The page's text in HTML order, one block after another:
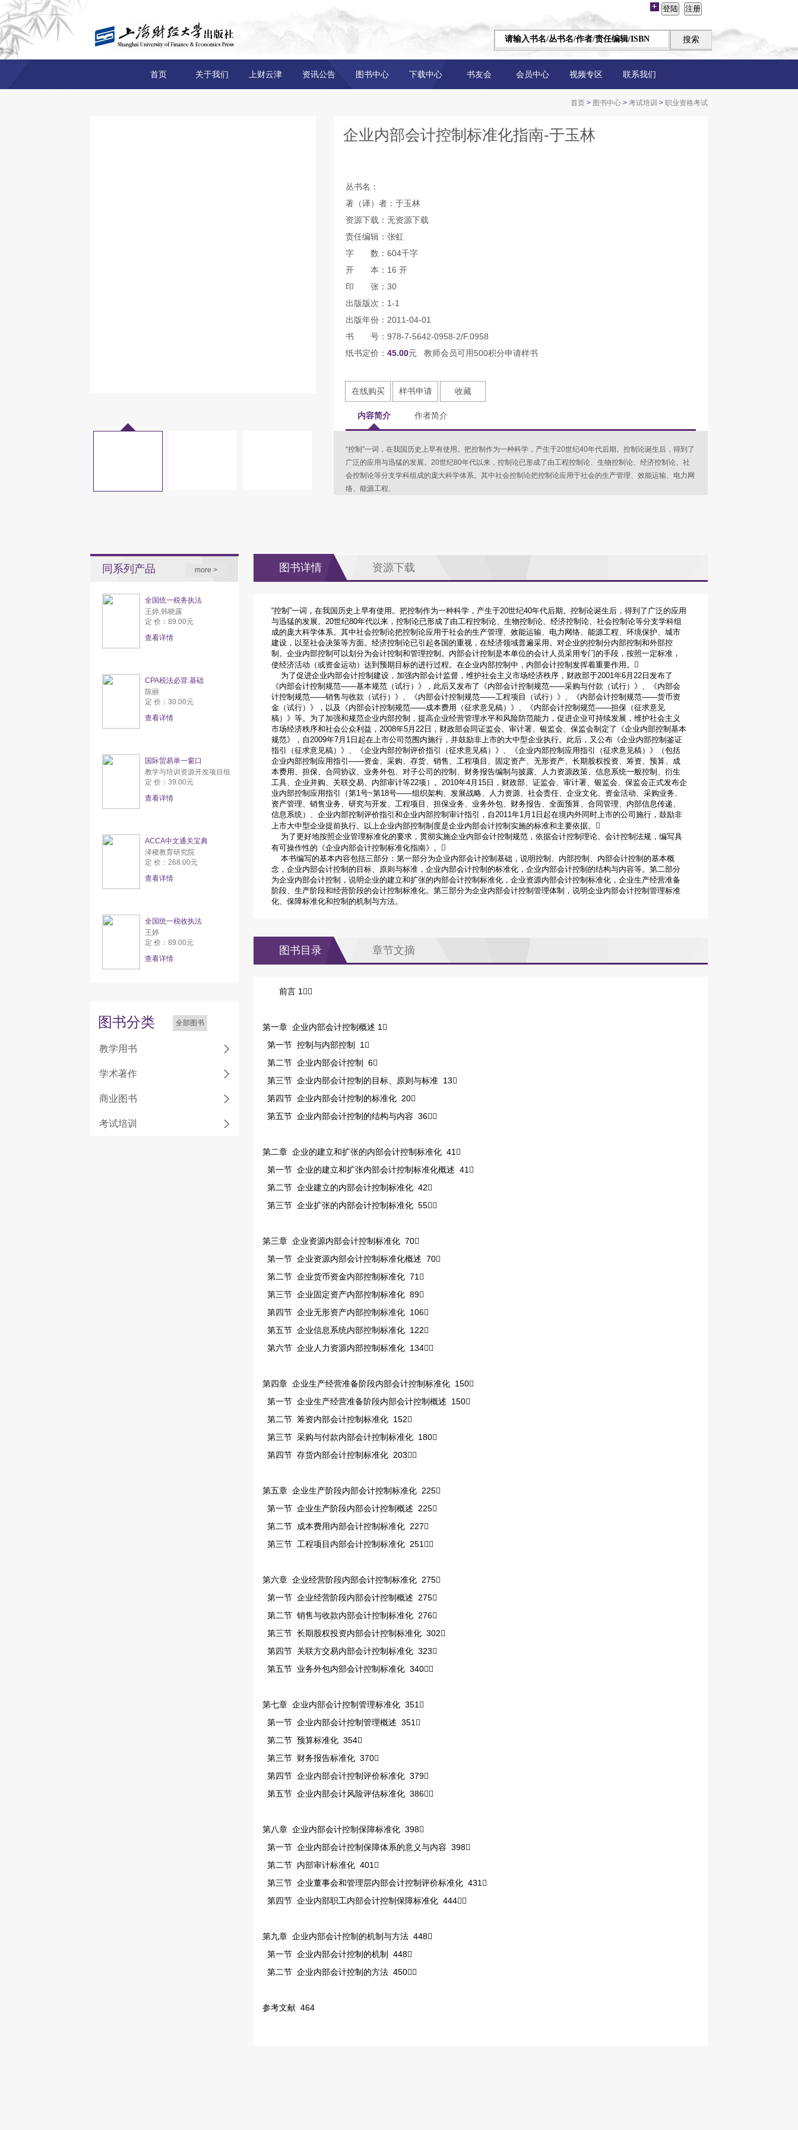
首页 关于我们 上财云津 资讯公告 图书中心 下载中心 书友会 会员中心 视频专区 联系我们
首页 > 图书中心 > 考试培训 > 职业资格考试
企业内部会计控制标准化指南-于玉林
丛书名：
著（译）者：于玉林
资源下载：无资源下载
责任编辑：张虹
字 数：604千字
开 本：16 开
印 张：30
出版版次：1-1
出版年份：2011-04-01
书 号：978-7-5642-0958-2/F.0958
纸书定价： 45.00元 教师会员可用500积分申请样书
在线购买 样书申请 收藏
内容简介 作者简介
“控制”一词，在我国历史上早有使用。把控制作为一种科学，产生于20世纪40年代后期。控制论诞生后，得到了
广泛的应用与迅猛的发展。20世纪80年代以来，控制论已形成了由工程控制论、生物控制论、经济控制论、社
会控制论等分支学科组成的庞大科学体系。其中社会控制论把控制论应用于社会的生产管理、效能运输、电力网
络、能源工程、
同系列产品 more >
全国统一税务执法
王婷,韩晓露
定 价：89.00元
查看详情
CPA税法必背.基础
陈丽
定 价：30.00元
查看详情
国际贸易单一窗口
教学与培训资源开发项目组
定 价：39.00元
查看详情
ACCA中文通关宝典
泽稷教育研究院
定 价：268.00元
查看详情
全国统一税收执法
王婷
定 价：89.00元
查看详情
图书分类 全部图书
教学用书
学术著作
商业图书
考试培训
图书详情 资源下载
“控制”一词，在我国历史上早有使用。把控制作为一种科学，产生于20世纪40年代后期。控制论诞生后，得到了广泛的应用
与迅猛的发展。20世纪80年代以来，控制论已形成了由工程控制论、生物控制论、经济控制论、社会控制论等分支学科组
成的庞大科学体系。其中社会控制论把控制论应用于社会的生产管理、效能运输、电力网络、能源工程、环境保护、城市
建设，以至社会决策等方面。经济控制论已引起各国的重视，在经济领域普遍采用。对企业的控制分内部控制和外部控
制。企业内部控制可以划分为会计控制和管理控制。内部会计控制是本单位的会计人员采用专门的手段，按照一定标准，
使经济活动（或资金运动）达到预期目标的进行过程。在企业内部控制中，内部会计控制发挥着重要作用。
为了促进企业内部会计控制建设，加强内部会计监督，维护社会主义市场经济秩序，财政部于2001年6月22日发布了
《内部会计控制规范——基本规范（试行）》，此后又发布了《内部会计控制规范——采购与付款（试行）》、《内部会
计控制规范——销售与收款（试行）》、《内部会计控制规范——工程项目（试行）》、《内部会计控制规范——货币资
金（试行）》，以及《内部会计控制规范——成本费用（征求意见稿）》、《内部会计控制规范——担保（征求意见
稿）》等。为了加强和规范企业内部控制，提高企业经营管理水平和风险防范能力，促进企业可持续发展，维护社会主义
市场经济秩序和社会公众利益，2008年5月22日，财政部会同证监会、审计署、银监会、保监会制定了《企业内部控制基本
规范》，自2009年7月1日起在上市公司范围内施行，并鼓励非上市的大中型企业执行。此后，又公布《企业内部控制鉴证
指引（征求意见稿）》、《企业内部控制评价指引（征求意见稿）》、《企业内部控制应用指引（征求意见稿）》（包括
企业内部控制应用指引——资金、采购、存货、销售、工程项目、固定资产、无形资产、长期股权投资、筹资、预算、成
本费用、担保、合同协议、业务外包、对子公司的控制、财务报告编制与披露、人力资源政策、信息系统一般控制、衍生
工具、企业并购、关联交易、内部审计等22项）。2010年4月15日，财政部、证监会、审计署、银监会、保监会正式发布企
业内部控制应用指引（第1号~第18号——组织架构、发展战略、人力资源、社会责任、企业文化、资金活动、采购业务、
资产管理、销售业务、研究与开发、工程项目、担保业务、业务外包、财务报告、全面预算、合同管理、内部信息传递、
信息系统）、企业内部控制评价指引和企业内部控制审计指引，自2011年1月1日起在境内外同时上市的公司施行，鼓励非
上市大中型企业提前执行。以上企业内部控制制度是企业内部会计控制实施的标准和主要依据。
为了更好地按照企业管理标准化的要求，贯彻实施企业内部会计控制规范，依据会计控制理论、会计控制法规，编写具
有可操作性的《企业内部会计控制标准化指南》。
本书编写的基本内容包括三部分：第一部分为企业内部会计控制基础，说明控制、内部控制、内部会计控制的基本概
念，企业内部会计控制的目标、原则与标准，企业内部会计控制的标准化，企业内部会计控制的结构与内容等。第二部分
为企业内部会计控制，说明企业的建立和扩张的内部会计控制标准化，企业资源内部会计控制标准化，企业生产经营准备
阶段、生产阶段和经营阶段的会计控制标准化。第三部分为企业内部会计控制管理体制，说明企业内部会计控制管理标准
化、保障标准化和控制的机制与方法。
图书目录 章节文摘
前言 1
第一章 企业内部会计控制概述 1
第一节 控制与内部控制 1
第二节 企业内部会计控制 6
第三节 企业内部会计控制的目标、原则与标准 13
第四节 企业内部会计控制的标准化 20
第五节 企业内部会计控制的结构与内容 36
第二章 企业的建立和扩张的内部会计控制标准化 41
第一节 企业的建立和扩张内部会计控制标准化概述 41
第二节 企业建立的内部会计控制标准化 42
第三节 企业扩张的内部会计控制标准化 55
第三章 企业资源内部会计控制标准化 70
第一节 企业资源内部会计控制标准化概述 70
第二节 企业货币资金内部控制标准化 71
第三节 企业固定资产内部控制标准化 89
第四节 企业无形资产内部控制标准化 106
第五节 企业信息系统内部控制标准化 122
第六节 企业人力资源内部控制标准化 134
第四章 企业生产经营准备阶段内部会计控制标准化 150
第一节 企业生产经营准备阶段内部会计控制概述 150
第二节 筹资内部会计控制标准化 152
第三节 采购与付款内部会计控制标准化 180
第四节 存货内部会计控制标准化 203
第五章 企业生产阶段内部会计控制标准化 225
第一节 企业生产阶段内部会计控制概述 225
第二节 成本费用内部会计控制标准化 227
第三节 工程项目内部会计控制标准化 251
第六章 企业经营阶段内部会计控制标准化 275
第一节 企业经营阶段内部会计控制概述 275
第二节 销售与收款内部会计控制标准化 276
第三节 长期股权投资内部会计控制标准化 302
第四节 关联方交易内部会计控制标准化 323
第五节 业务外包内部会计控制标准化 340
第七章 企业内部会计控制管理标准化 351
第一节 企业内部会计控制管理概述 351
第二节 预算标准化 354
第三节 财务报告标准化 370
第四节 企业内部会计控制评价标准化 379
第五节 企业内部会计风险评估标准化 386
第八章 企业内部会计控制保障标准化 398
第一节 企业内部会计控制保障体系的意义与内容 398
第二节 内部审计标准化 401
第三节 企业董事会和管理层内部会计控制评价标准化 431
第四节 企业内部职工内部会计控制保障标准化 444
第九章 企业内部会计控制的机制与方法 448
第一节 企业内部会计控制的机制 448
第二节 企业内部会计控制的方法 450
参考文献 464